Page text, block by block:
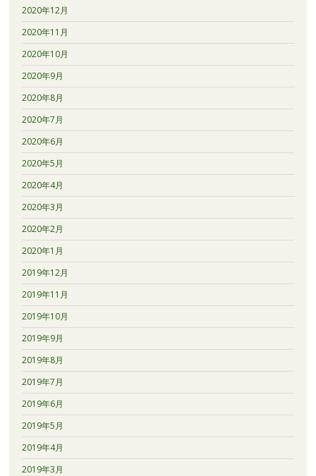
2020年12月
2020年11月
2020年10月
2020年9月
2020年8月
2020年7月
2020年6月
2020年5月
2020年4月
2020年3月
2020年2月
2020年1月
2019年12月
2019年11月
2019年10月
2019年9月
2019年8月
2019年7月
2019年6月
2019年5月
2019年4月
2019年3月